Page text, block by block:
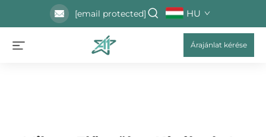
[email protected] HU
Árajánlat kérése